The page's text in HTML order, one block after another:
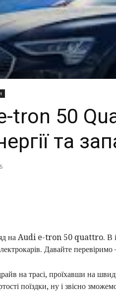
tron 50
та
на Audi e-tron 50 quattro. В
Давайте
на трасі, проїхавши на
поїздки, ну і звісно